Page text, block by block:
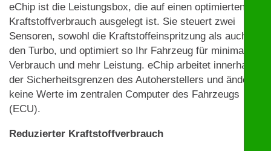
eChip ist die Leistungsbox, die auf einen optimierten
Kraftstoffverbrauch ausgelegt ist. Sie steuert zwei
Sensoren, sowohl die Kraftstoffeinspritzung als auch
den Turbo, und optimiert so Ihr Fahrzeug für minimalen
Verbrauch und mehr Leistung. eChip arbeitet innerhalb
der Sicherheitsgrenzen des Autoherstellers und ändert
keine Werte im zentralen Computer des Fahrzeugs
(ECU).
Reduzierter Kraftstoffverbrauch